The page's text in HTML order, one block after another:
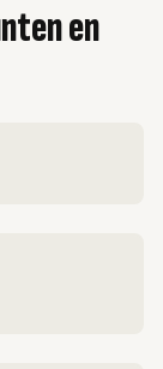
en